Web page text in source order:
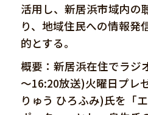
活用し、新居浜市域内の
り、地域住民への情報発
的とする。
概要：新居浜在住でラジ
～16:20放送)火曜日プレ
りゅう ひろふみ)氏を「